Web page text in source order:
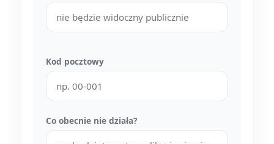
Kod pocztowy
Co obecnie nie działa?